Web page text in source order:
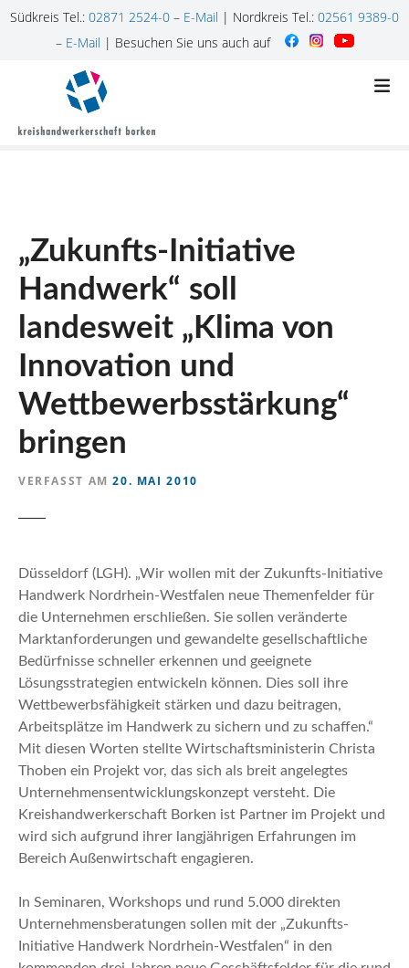
Südkreis Tel.: 02871 2524-0 – E-Mail | Nordkreis Tel.: 02561 9389-0
– E-Mail | Besuchen Sie uns auch auf
„Zukunfts-Initiative
Handwerk“ soll
landesweit „Klima von
Innovation und
Wettbewerbsstärkung“
bringen
VERFASST AM 20. MAI 2010
Düsseldorf (LGH). „Wir wollen mit der Zukunfts-Initiative
Handwerk Nordrhein-Westfalen neue Themenfelder für
die Unternehmen erschließen. Sie sollen veränderte
Marktanforderungen und gewandelte gesellschaftliche
Bedürfnisse schneller erkennen und geeignete
Lösungsstrategien entwickeln können. Dies soll ihre
Wettbewerbsfähigkeit stärken und dazu beitragen,
Arbeitsplätze im Handwerk zu sichern und zu schaffen.“
Mit diesen Worten stellte Wirtschaftsministerin Christa
Thoben ein Projekt vor, das sich als breit angelegtes
Unternehmensentwicklungskonzept versteht. Die
Kreishandwerkerschaft Borken ist Partner im Projekt und
wird sich aufgrund ihrer langjährigen Erfahrungen im
Bereich Außenwirtschaft engagieren.
In Seminaren, Workshops und rund 5.000 direkten
Unternehmensberatungen sollen mit der „Zukunfts-
Initiative Handwerk Nordrhein-Westfalen“ in den